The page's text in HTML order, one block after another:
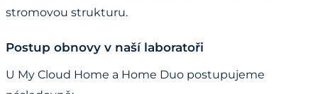
stromovou strukturu.
Postup obnovy v naší laboratoři
U My Cloud Home a Home Duo postupujeme